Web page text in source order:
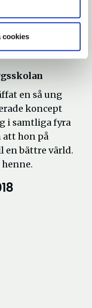
cookies
en så ung
koncept
i samtliga fyra
att hon på
en bättre värld.